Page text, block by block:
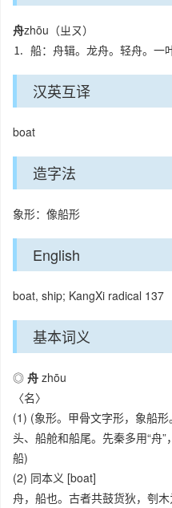
舟zhōu（ㄓㄡ）
⒈ 船：舟辑。龙舟。轻舟。一
汉英互译
boat
造字法
象形：像船形
English
boat, ship; KangXi radical 137
基本词义
◎ 舟 zhōu
〈名〉
(1) (象形。甲骨文字形，象船
头、船舱和船尾。先秦多用“舟”
船)
(2) 同本义 [boat]
舟，船也。古者共鼓货狄，刳